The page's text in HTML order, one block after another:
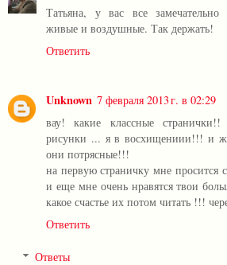
Татьяна, у вас все замечательно
живые и воздушные. Так держать!
Ответить
Unknown 7 февраля 2013 г. в 02:29
вау! какие классные
рисунки ... я в восхищениии!!! и
они потрясные!!!
на первую страничку мне
и еще мне очень нравятся твои
какое счастье их потом читать !!!
Ответить
Ответы